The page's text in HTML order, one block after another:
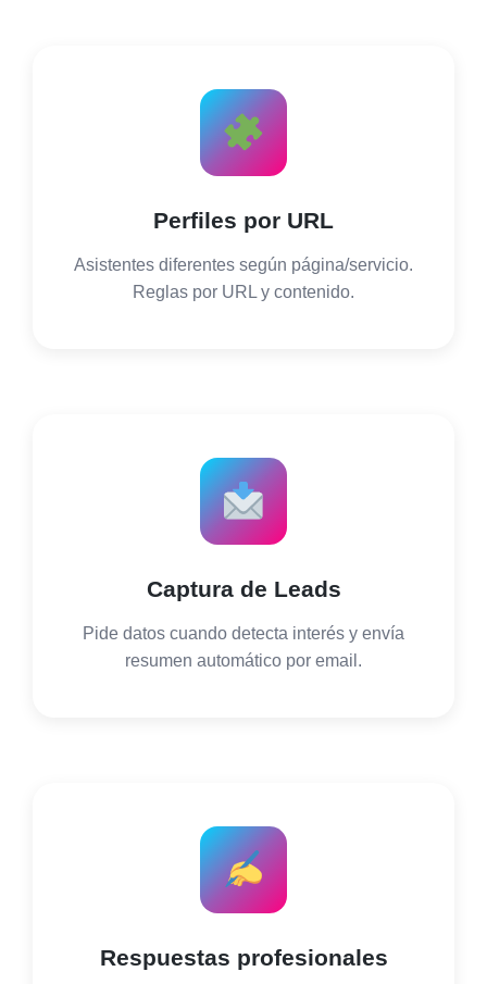
Perfiles por URL
Asistentes diferentes según página/servicio.
Reglas por URL y contenido.
Captura de Leads
Pide datos cuando detecta interés y envía
resumen automático por email.
Respuestas profesionales